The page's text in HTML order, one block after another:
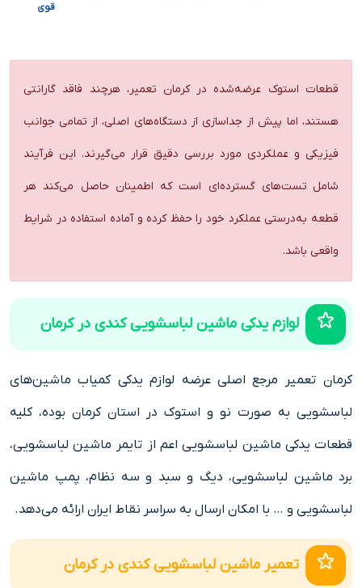
قوی
قطعات استوک عرضه‌شده در کرمان تعمیر، هرچند فاقد گارانتی
هستند، اما پیش از جداسازی از دستگاه‌های اصلی، از تمامی جوانب
فیزیکی و عملکردی مورد بررسی دقیق قرار می‌گیرند. این فرآیند
شامل تست‌های گسترده‌ای است که اطمینان حاصل می‌کند هر
قطعه به‌درستی عملکرد خود را حفظ کرده و آماده استفاده در شرایط
واقعی باشد.
لوازم یدکی ماشین لباسشویی کندی در کرمان
کرمان تعمیر مرجع اصلی عرضه لوازم یدکی کمیاب ماشین‌های
لباسشویی به صورت نو و استوک در استان کرمان بوده، کلیه
قطعات یدکی ماشین لباسشویی اعم از تایمر ماشین لباسشویی،
برد ماشین لباسشویی، دیگ و سبد و سه نظام، پمپ ماشین
لباسشویی و … با امکان ارسال به سراسر نقاط ایران ارائه می‌دهد.
تعمیر ماشین لباسشویی کندی در کرمان